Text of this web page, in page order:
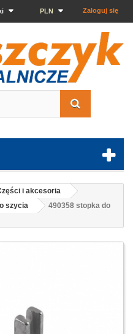
Zaloguj się
PLN
i akcesoria
szycia
490358 stopka do